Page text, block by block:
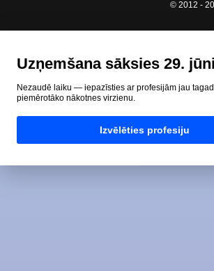
© 2012 -
Uzņemšana sāksies 29.
Nezaudē laiku — iepazīsties ar profesijām jau
piemērotāko nākotnes virzienu.
Izvēlēties profesiju